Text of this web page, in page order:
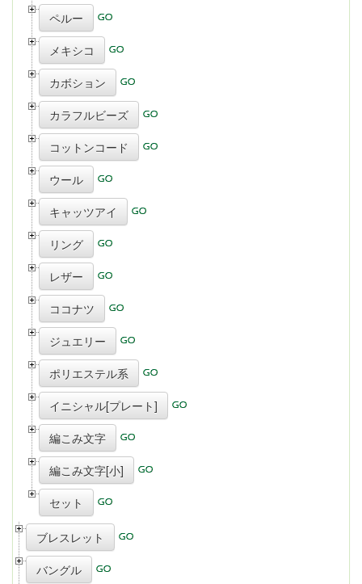
ペルー
メキシコ
カボション
カラフルビーズ
コットンコード
ウール
キャッツアイ
リング
レザー
ココナツ
ジュエリー
ポリエステル系
イニシャル[プレート]
編こみ文字
編こみ文字[小]
セット
ブレスレット
バングル